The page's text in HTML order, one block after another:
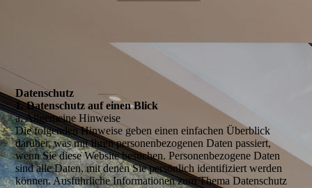
Daten­schutz
1. Daten­schutz auf einen Blick
a. Allgemeine Hinweise
Die folgenden Hinweise geben einen einfachen Überblick
darüber, was mit Ihren personenbezogenen Daten passiert,
wenn Sie diese Website besuchen. Personenbezogene Daten
sind alle Daten, mit denen Sie persönlich identifiziert werden
können. Ausführliche Informationen zum Thema Datenschutz